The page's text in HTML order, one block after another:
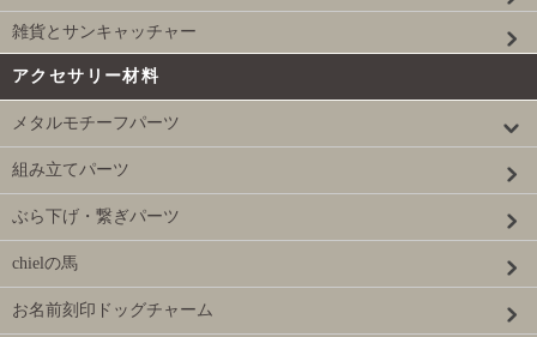
雑貨とサンキャッチャー
アクセサリー材料
メタルモチーフパーツ
組み立てパーツ
ぶら下げ・繋ぎパーツ
chielの馬
お名前刻印ドッグチャーム